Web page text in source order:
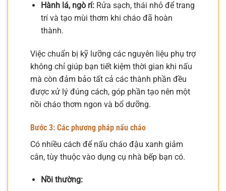
Hành lá, ngò rí:Rửa sạch, thái nhỏ để trang
trí và tạo mùi thơm khi cháo đã hoàn
thành.
Việc chuẩn bị kỹ lưỡng các nguyên liệu phụ trợ
không chỉ giúp bạn tiết kiệm thời gian khi nấu
mà còn đảm bảo tất cả các thành phần đều
được xử lý đúng cách, góp phần tạo nên một
nồi cháo thơm ngon và bổ dưỡng.
Bước 3: Các phương pháp nấu cháo
Có nhiều cách để nấu cháo đậu xanh giảm
cân, tùy thuộc vào dụng cụ nhà bếp bạn có.
Nồi thường: